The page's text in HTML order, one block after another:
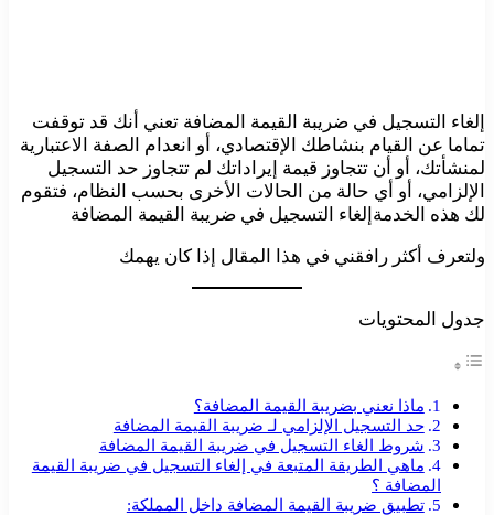
إلغاء التسجيل في ضريبة القيمة المضافة تعني أنك قد توقفت
تماما عن القيام بنشاطك الإقتصادي، أو انعدام الصفة الاعتبارية
لمنشأتك، أو أن تتجاوز قيمة إيراداتك لم تتجاوز حد التسجيل
الإلزامي، أو أي حالة من الحالات الأخرى بحسب النظام، فتقوم
لك هذه الخدمةإلغاء التسجيل في ضريبة القيمة المضافة
ولتعرف أكثر رافقني في هذا المقال إذا كان يهمك
جدول المحتويات
ماذا نعني بضريبة القيمة المضافة؟
حد التسجيل الإلزامي لـ ضريبة القيمة المضافة
شروط الغاء التسجيل في ضريبة القيمة المضافة
ماهي الطريقة المتبعة في إلغاء التسجيل في ضريبة القيمة
المضافة ؟
تطبيق ضريبة القيمة المضافة داخل المملكة: